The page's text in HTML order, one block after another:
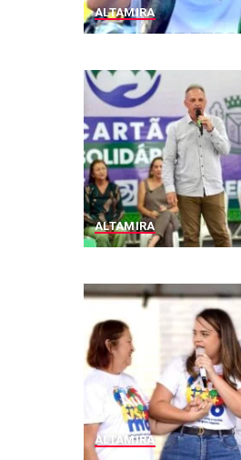
ALTAMIRA
ALTAMIRA
ALTAMIRA